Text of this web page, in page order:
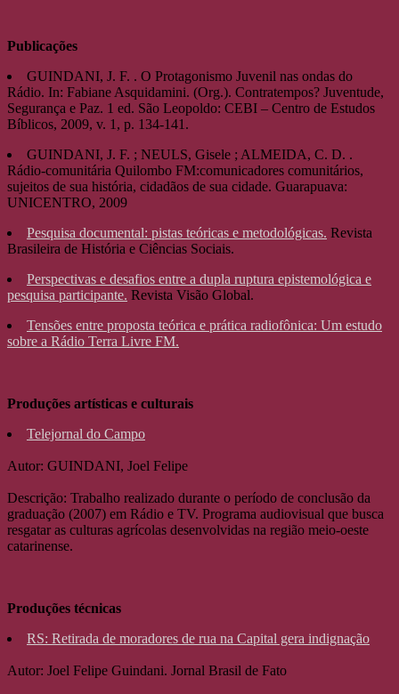
Publicações
GUINDANI, J. F. . O Protagonismo Juvenil nas ondas do
Rádio. In: Fabiane Asquidamini. (Org.). Contratempos? Juventude,
Segurança e Paz. 1 ed. São Leopoldo: CEBI – Centro de Estudos
Bíblicos, 2009, v. 1, p. 134-141.
GUINDANI, J. F. ; NEULS, Gisele ; ALMEIDA, C. D. .
Rádio-comunitária Quilombo FM:comunicadores comunitários,
sujeitos de sua história, cidadãos de sua cidade. Guarapuava:
UNICENTRO, 2009
Pesquisa documental: pistas teóricas e metodológicas. Revista
Brasileira de História e Ciências Sociais.
Perspectivas e desafios entre a dupla ruptura epistemológica e
pesquisa participante. Revista Visão Global.
Tensões entre proposta teórica e prática radiofônica: Um estudo
sobre a Rádio Terra Livre FM.
Produções artísticas e culturais
Telejornal do Campo
Autor: GUINDANI, Joel Felipe
Descrição: Trabalho realizado durante o período de conclusão da
graduação (2007) em Rádio e TV. Programa audiovisual que busca
resgatar as culturas agrícolas desenvolvidas na região meio-oeste
catarinense.
Produções técnicas
RS: Retirada de moradores de rua na Capital gera indignação
Autor: Joel Felipe Guindani. Jornal Brasil de Fato